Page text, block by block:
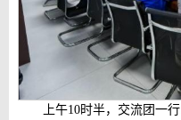
上午10时半，交流团一